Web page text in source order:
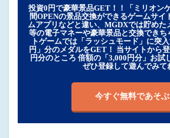
投資0円で豪華景品GET！！「ミリオン
間OPENの景品交換ができるゲームサイ
ムアプリなどと違い、MGDXでは貯めた
等の電子マネーや豪華景品と交換できち
トゲームでは「ラッシュモード」に突
円」分のメダルをGET！ 当サイトから
円分のところ 倍額の「3,000円分」お試
ぜひ登録して遊んでみて
今すぐ無料であそぶ